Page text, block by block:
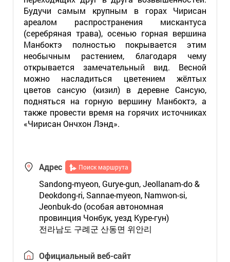
Будучи самым крупным в горах Чирисан
ареалом распространения мискантуса
(серебряная трава), осенью горная вершина
Манбоктэ полностью покрывается этим
необычным растением, благодаря чему
открывается замечательный вид. Весной
можно насладиться цветением жёлтых
цветов сансую (кизил) в деревне Сансую,
подняться на горную вершину Манбоктэ, а
также провести время на горячих источниках
«Чирисан Ончхон Лэнд».
Адрес Поиск маршрута
Sandong-myeon, Gurye-gun, Jeollanam-do &
Deokdong-ri, Sannae-myeon, Namwon-si,
Jeonbuk-do (особая автономная
провинция Чонбук, уезд Куре-гун)
전라남도 구례군 산동면 위안리
Официальный веб-сайт